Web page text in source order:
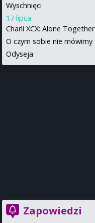
Wyschnięci
17 lipca
Charli XCX: Alone Together
O czym sobie nie mówimy
Odyseja
Zapowiedzi